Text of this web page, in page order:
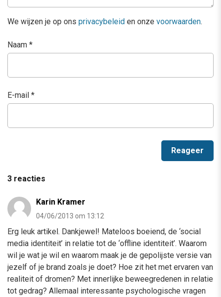
We wijzen je op ons privacybeleid en onze voorwaarden.
Naam *
E-mail *
3 reacties
Karin Kramer
04/06/2013 om 13:12
Erg leuk artikel. Dankjewel! Mateloos boeiend, de ‘social
media identiteit’ in relatie tot de ‘offline identiteit’. Waarom
wil je wat je wil en waarom maak je de gepolijste versie van
jezelf of je brand zoals je doet? Hoe zit het met ervaren van
realiteit of dromen? Met innerlijke beweegredenen in relatie
tot gedrag? Allemaal interessante psychologische vragen